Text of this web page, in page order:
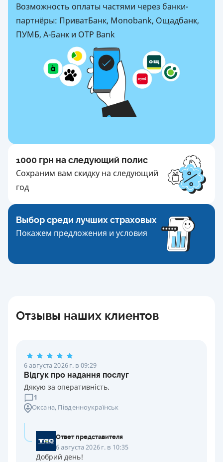
Возможность оплаты частями через банки-
партнёры: ПриватБанк, Monobank, Ощадбанк,
ПУМБ, А-Банк и OTP Bank
1000 грн на следующий полис
Сохраним вам скидку на следующий
год
Выбор среди лучших страховых
Покажем предложения и условия
Отзывы наших клиентов
6 августа 2026 г. в 09:29
Відгук про надання послуг
Дякую за оперативність.
1
Оксана, Південноукраїнськ
Ответ представителя
6 августа 2026 г. в 10:35
Добрий день!